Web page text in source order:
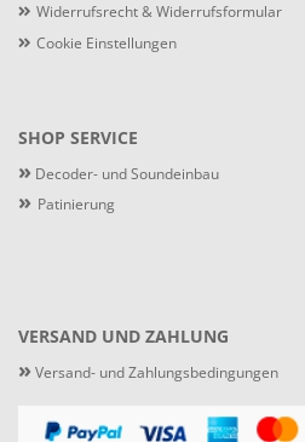
Widerrufsrecht & Widerrufsformular
Cookie Einstellungen
SHOP SERVICE
» Decoder- und Soundeinbau
» Patinierung
VERSAND UND ZAHLUNG
» Versand- und Zahlungsbedingungen